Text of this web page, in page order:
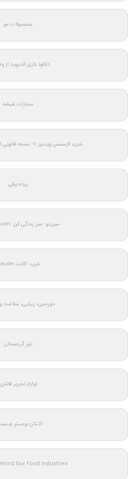
محصولات مو
دانلود بازی اندروید
مجازات شیشه
خرید لایسنس ویندوز 11: نسخه قانونی Windows 11 اورجینال
پرده برقی
سبزیتو: سبز زندگی کن: Sabzito.com
خرید اکانت claude
دورجین؛ زیبایی، سلامت
تور گرجستان
لوازم تحریر
اکـتان بوسـتر
Our Food Industries